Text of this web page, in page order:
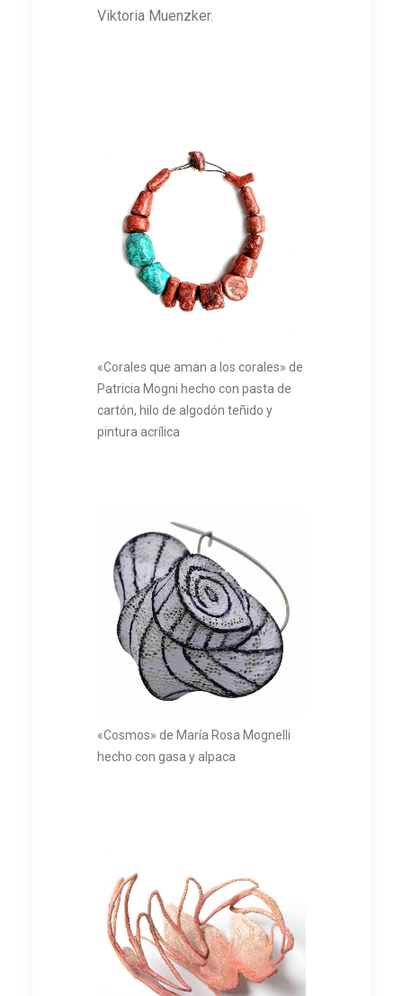
Viktoria Muenzker.
«Corales que aman a los corales» de
Patricia Mogni hecho con pasta de
cartón, hilo de algodón teñido y
pintura acrílica
«Cosmos» de María Rosa Mognelli
hecho con gasa y alpaca